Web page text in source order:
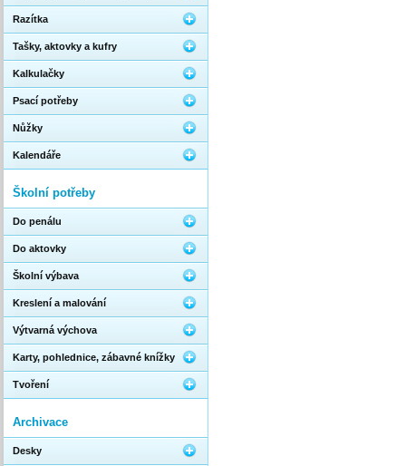
Razítka
Tašky, aktovky a kufry
Kalkulačky
Psací potřeby
Nůžky
Kalendáře
Školní potřeby
Do penálu
Do aktovky
Školní výbava
Kreslení a malování
Výtvarná výchova
Karty, pohlednice, zábavné knížky
Tvoření
Archivace
Desky